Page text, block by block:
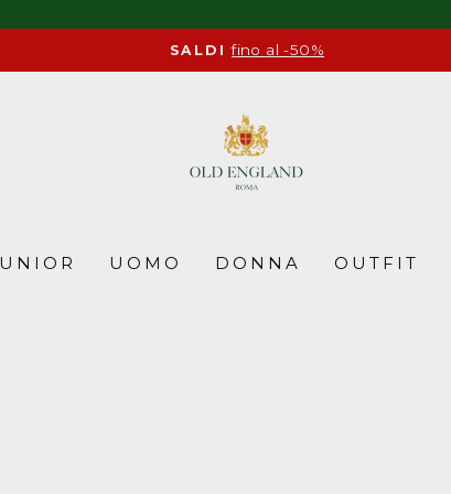
Pause
SALDI fino al -50%
UOMO DONNA OUTFIT